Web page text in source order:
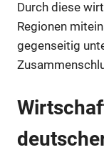
Durch diese
Regionen
gegenseitig